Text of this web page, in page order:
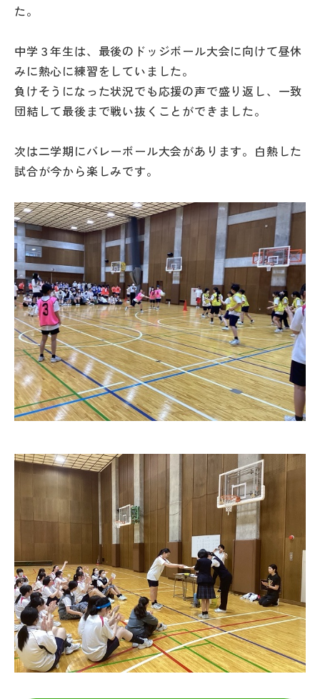
た。
中学３年生は、最後のドッジボール大会に向けて昼休
みに熱心に練習をしていました。
負けそうになった状況でも応援の声で盛り返し、一致
団結して最後まで戦い抜くことができました。
次は二学期にバレーボール大会があります。白熱した
試合が今から楽しみです。